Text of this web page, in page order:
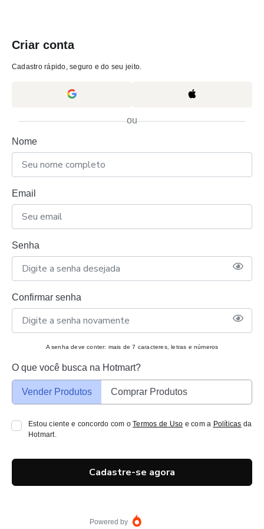
Criar conta
Cadastro rápido, seguro e do seu jeito.
ou
Nome
Email
Senha
Confirmar senha
A senha deve conter: mais de 7 caracteres, letras e números
O que você busca na Hotmart?
Vender Produtos Comprar Produtos
Estou ciente e concordo com oTermos de Uso e com a Políticas da
Hotmart.
Cadastre-se agora
Powered by